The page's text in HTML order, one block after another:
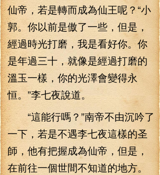
仙帝，若是轉而成為仙王呢？“小
郭。你以前是傲了一些，但是，
經過時光打磨，我是看好你。你
是年過三十，就像是經過打磨的
溫玉一樣，你的光澤會變得永
恒。”李七夜說道。
“這能行嗎？”南帝不由沉吟了
一下，若是不遇李七夜這樣的圣
師，他有把握成為仙帝，但是，
在前往一個世間不知道的地方。